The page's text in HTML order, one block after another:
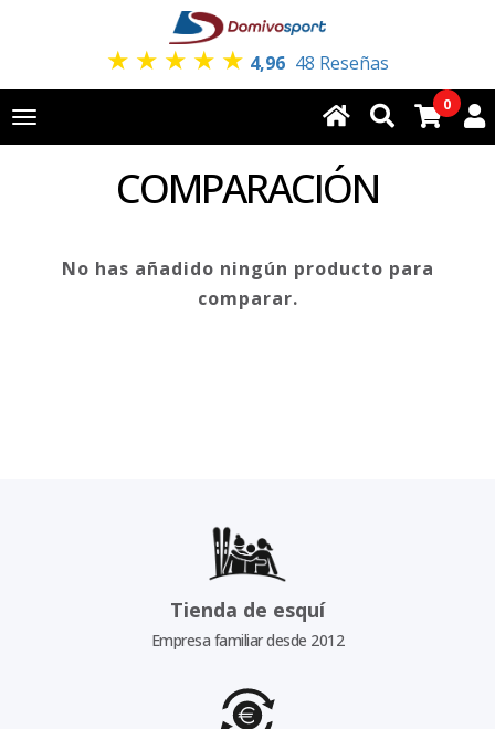
★ ★ ★ ★ ★ 4,96 48 Reseñas
Toggle
navigation
0
COMPARACIÓN
No has añadido ningún producto para
comparar.
Tienda de esquí
Empresa familiar desde 2012